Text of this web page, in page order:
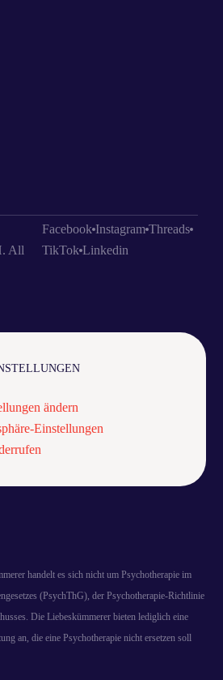
All
Facebook Instagram Threads
TikTok Linkedin
ändern
Einstellungen
handelt es sich nicht um Psychotherapie im
(PsychThG), der Psychotherapie-Richtlinie
Die Liebeskümmerer bieten lediglich eine
an, die eine Psychotherapie nicht ersetzen soll